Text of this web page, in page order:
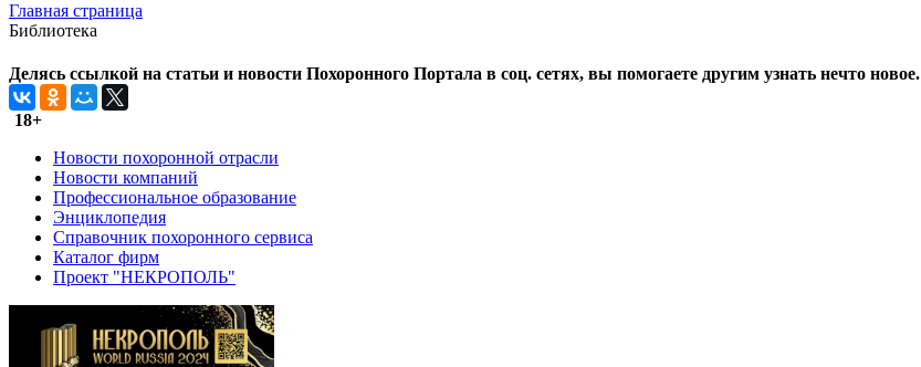
Главная страница
Библиотека
Делясь ссылкой на статьи и новости Похоронного Портала в соц. сетях, вы помогаете другим узнать нечто новое.
18+
Новости похоронной отрасли
Новости компаний
Профессиональное образование
Энциклопедия
Справочник похоронного сервиса
Каталог фирм
Проект "НЕКРОПОЛЬ"